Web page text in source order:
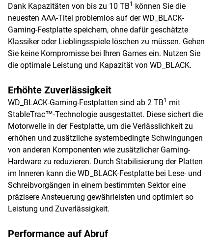
Dank Kapazitäten von bis zu 10 TB1
können Sie die
neuesten AAA-Titel problemlos auf der WD_BLACK-
Gaming-Festplatte speichern, ohne dafür geschätzte
Klassiker oder Lieblingsspiele löschen zu müssen. Gehen
Sie keine Kompromisse bei Ihren Games ein. Nutzen Sie
die optimale Leistung und Kapazität von WD_BLACK.
Erhöhte Zuverlässigkeit
WD_BLACK-Gaming-Festplatten sind ab 2 TB1
mit
StableTrac™-Technologie ausgestattet. Diese sichert die
Motorwelle in der Festplatte, um die Verlässlichkeit zu
erhöhen und zusätzliche systembedingte Schwingungen
von anderen Komponenten wie zusätzlicher Gaming-
Hardware zu reduzieren. Durch Stabilisierung der Platten
im Inneren kann die WD_BLACK-Festplatte bei Lese- und
Schreibvorgängen in einem bestimmten Sektor eine
präzisere Ansteuerung gewährleisten und optimiert so
Leistung und Zuverlässigkeit.
Performance auf Abruf